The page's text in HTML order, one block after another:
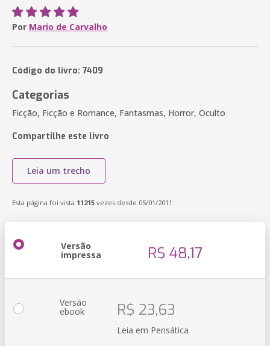
Por Mario de Carvalho
Código do livro: 7409
Categorias
Ficção, Ficção e Romance, Fantasmas, Horror, Oculto
Compartilhe este livro
Leia um trecho
Esta página foi vista 11215 vezes desde 05/01/2011
Versão
impressa R$ 48,17
Versão
ebook R$ 23,63
Leia em Pensática